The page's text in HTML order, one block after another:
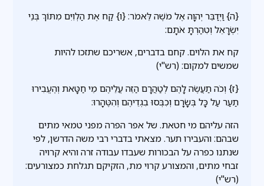
{ה} וַיְדַבֵּר יְהוָה אֶל מֹשֶׁה לֵּאמֹר: {ו} קַח אֶת הַלְוִיִּם מִתּוֹךְ בְּנֵי
יִשְׂרָאֵל וְטִהַרְתָּ אֹתָם:
קח את הלוים. קחם בדברים, אשריכם שתזכו להיות
שמשים למקום: (רש"י)
{ז} וְכֹה תַעֲשֶׂה לָהֶם לְטַהֲרָם הַזֵּה עֲלֵיהֶם מֵי חַטָּאת וְהֶעֱבִירוּ
תַעַר עַל כָּל בְּשָׂרָם וְכִבְּסוּ בִגְדֵיהֶם וְהִטֶּהָרוּ:
הזה עליהם מי חטאת. של אפר הפרה מפני טמאי מתים
שבהם: והעבירו תער. מצאתי בדברי רבי משה הדרשן, לפי
שנתנו כפרה על הבכורות שעבדו עבודה זרה והיא קרויה
זבחי מתים, והמצורע קרוי מת, הזקיקם תגלחת כמצורעים:
(רש"י)